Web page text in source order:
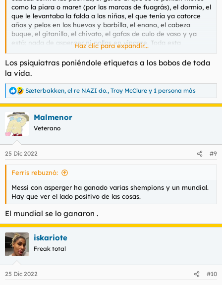
como la piara o maret (por las marcas de fuagrás), el dormío, el
que le levantaba la falda a las niñas, el que tenía ya catorce
años y pelos en los huevos y barbilla, el enano, el cabeza
buque, el gitanillo, el chivato, el gafas de culo de vaso y ya
está; nada de asperger ni pollas en vinagre. Toda esta
diversidad se veía reflejada en los cuentos y no pasaba nada
(los enanos del bosque, los pitufos, verano azul, etc.). Ahora son
todo problemas.
Haz clic para expandir...
Los psiquiatras poniéndole etiquetas a los bobos de toda
la vida.
R
e
a
c
c
i
e
s
Sæterbakken, el re NAZI do., Troy McClure y 1 persona más
Malmenor
Veterano
25 Dic 2022 #9
Ferris rebuznó:
Messi con asperger ha ganado varias shempions y un mundial.
Hay que ver el lado positivo de las cosas.
El mundial se lo ganaron .
iskariote
Freak total
25 Dic 2022 #10